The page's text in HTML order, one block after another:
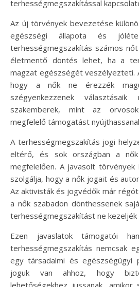
terhességmegszakítással
Az új törvények bevezetése
egészségi állapota és
terhességmegszakítás számos
életmentő döntés lehet, ha a
magzat egészségét veszélyezteti.
hogy a nők ne érezzék
szégyenkezzenek
szakemberek, mint az
megfelelő támogatást
A terhességmegszakítás jogi
eltérő, és sok országban a
megfelelően. A javasolt
szolgálja, hogy a nők jogait és
Az aktivisták és jogvédők már
a nők szabadon dönthessenek
terhességmegszakítást ne kezeljék
Ezen javaslatok támogatói
terhességmegszakítás nemcsak
egy társadalmi és egészségügyi
joguk van ahhoz, hogy
lehetőségekhez jussanak, amikor